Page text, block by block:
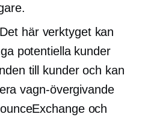
här verktyget kan
potentiella kunder
till kunder och kan
vagn-övergivande
och